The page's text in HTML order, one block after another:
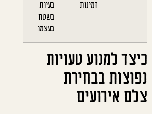
זמינות
בעיות
בשטח
בעצמו
כיצד למנוע טעויות
נפוצות בבחירת
צלם אירועים